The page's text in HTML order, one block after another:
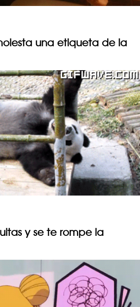
una etiqueta de la
y se te rompe la